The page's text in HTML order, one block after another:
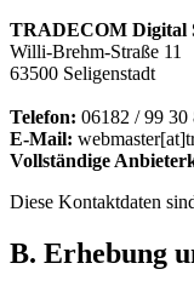
TRADECOM Digital
Willi-Brehm-Straße 11
63500 Seligenstadt
Telefon: 06182 / 99 30
E-Mail:
Vollständige
Diese Kontaktdaten
B. Erhebung